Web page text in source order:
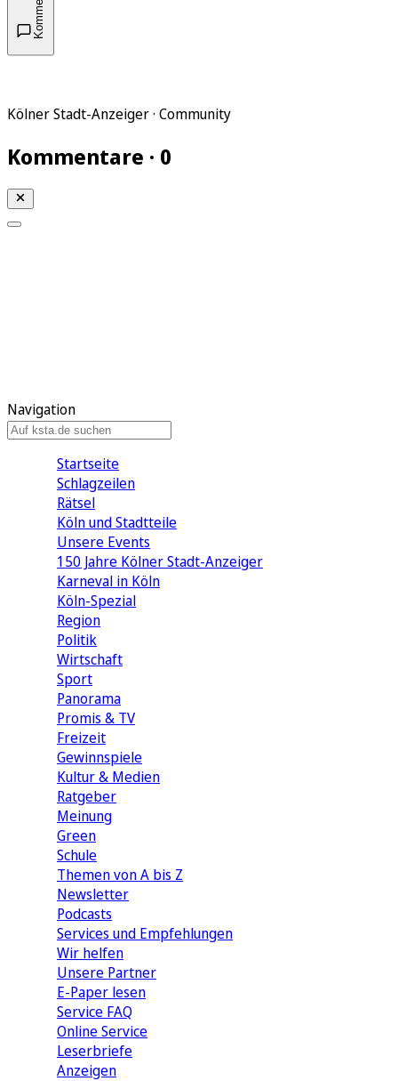
Kölner Stadt-Anzeiger · Community
Kommentare · 0
Navigation
Startseite
Schlagzeilen
Rätsel
Köln und Stadtteile
Unsere Events
150 Jahre Kölner Stadt-Anzeiger
Karneval in Köln
Köln-Spezial
Region
Politik
Wirtschaft
Sport
Panorama
Promis & TV
Freizeit
Gewinnspiele
Kultur & Medien
Ratgeber
Meinung
Green
Schule
Themen von A bis Z
Newsletter
Podcasts
Services und Empfehlungen
Wir helfen
Unsere Partner
E-Paper lesen
Service FAQ
Online Service
Leserbriefe
Anzeigen